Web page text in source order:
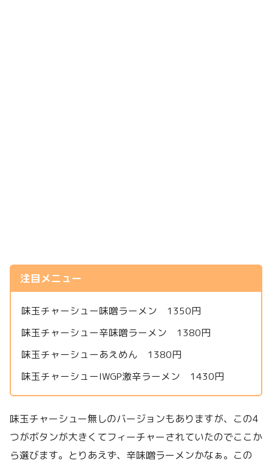
注目メニュー
味玉チャーシュー味噌ラーメン 1350円
味玉チャーシュー辛味噌ラーメン 1380円
味玉チャーシューあえめん 1380円
味玉チャーシューIWGP激辛ラーメン 1430円
味玉チャーシュー無しのバージョンもありますが、この4
つがボタンが大きくてフィーチャーされていたのでここか
ら選びます。とりあえず、辛味噌ラーメンかなぁ。この